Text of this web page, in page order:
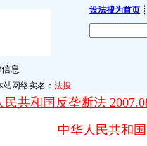
息
设法搜为首页 ┊
站网络实名： 法搜
民共和国反垄断法
中华人民共和